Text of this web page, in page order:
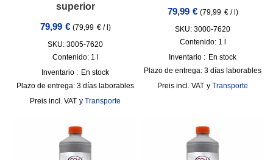
superior
79,99 € (79,99 €/l)
SKU: 3005-7620
Contenido: 1
Inventario : En stock
Plazo de entrega: 3 días laborables
incl. VAT y Transporte
79,99 € (79,99 €/l)
SKU: 3000-7620
Contenido: 1
Inventario : En stock
Plazo de entrega: 3 días laborables
incl. VAT y Transporte